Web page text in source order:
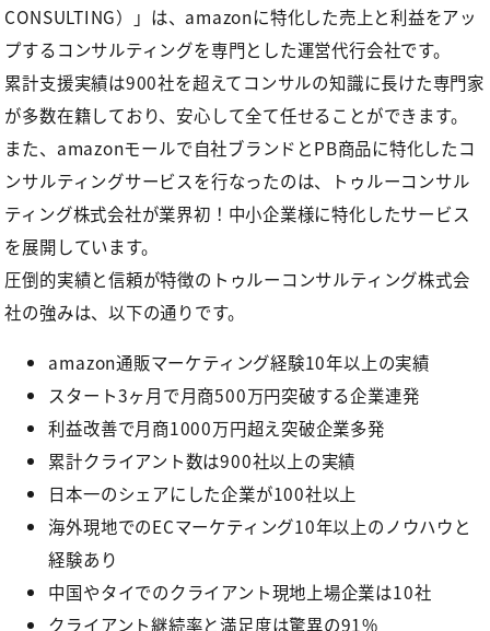
CONSULTING）」 は、amazonに特化した売上と利益をアッ
プするコンサルティングを専門とした運営代行会社です。
累計支援実績は900社を超えてコンサルの知識に長けた専門家
が多数在籍しており、安心して全て任せることができます。
また、amazonモールで自社ブランドとPB商品に特化したコ
ンサルティングサービスを行なったのは、トゥルーコンサル
ティング株式会社が業界初！中小企業様に特化したサービス
を展開しています。
圧倒的実績と信頼が特徴のトゥルーコンサルティング株式会
社の強みは、以下の通りです。
amazon通販マーケティング経験10年以上の実績
スタート3ヶ月で月商500万円突破する企業連発
利益改善で月商1000万円超え突破企業多発
累計クライアント数は900社以上の実績
日本一のシェアにした企業が100社以上
海外現地でのECマーケティング10年以上のノウハウと
経験あり
中国やタイでのクライアント現地上場企業は10社
クライアント継続率と満足度は驚異の91%